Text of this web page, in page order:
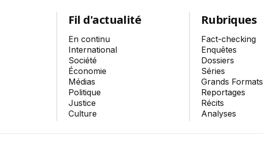
Fil d'actualité
En continu
International
Société
Économie
Médias
Politique
Justice
Culture
Rubriques
Fact-checking
Enquêtes
Dossiers
Séries
Grands Formats
Reportages
Récits
Analyses